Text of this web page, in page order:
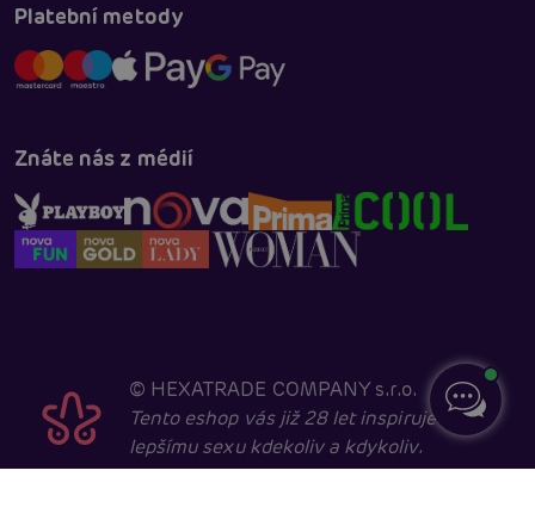
Platební metody
Znáte nás z médií
© HEXATRADE COMPANY s.r.o.
Tento eshop vás již 28 let inspiruje k
lepšímu sexu kdekoliv a kdykoliv.